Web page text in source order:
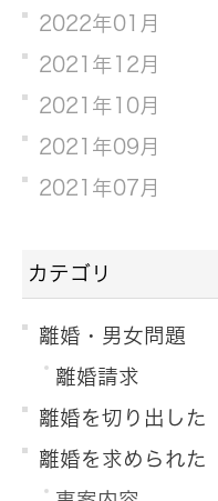
2022年01月
2021年12月
2021年10月
2021年09月
2021年07月
カテゴリ
離婚・男女問題
離婚請求
離婚を切り出した
離婚を求められた